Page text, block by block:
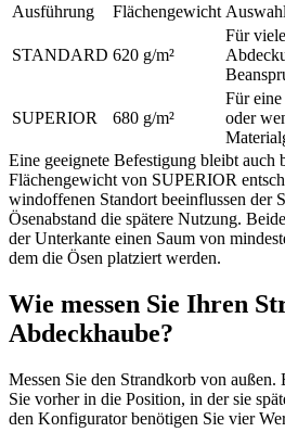
Ausführung
Flächengewicht
STANDARD 620 g/m²
Für
SUPERIOR 680 g/m²
Für
oder
Eine geeignete Befestigung bleibt auch
Flächengewicht von SUPERIOR
windoffenen Standort beeinflussen der
Ösenabstand die spätere Nutzung.
der Unterkante einen Saum von
dem die Ösen platziert werden.
Wie messen Sie Ihren
Abdeckhaube?
Messen Sie den Strandkorb von
Sie vorher in die Position, in der sie
den Konfigurator benötigen Sie vier